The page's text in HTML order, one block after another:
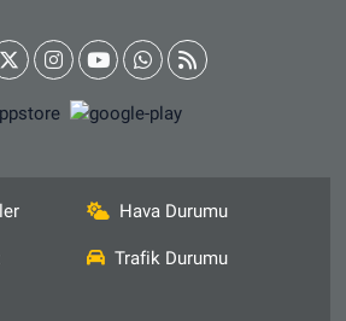
Hava Durumu
Trafik Durumu